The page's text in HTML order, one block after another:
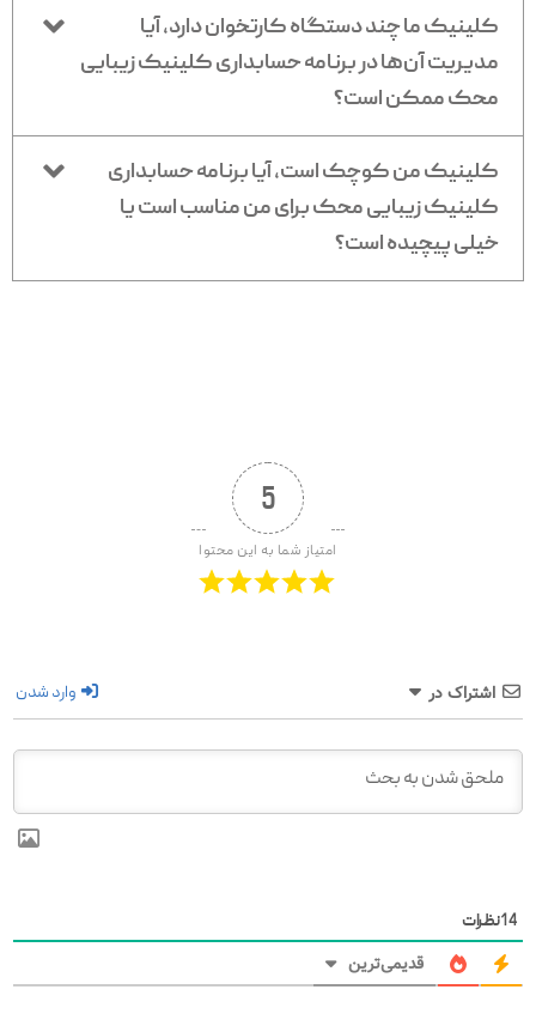
کلینیک ما چند دستگاه کارتخوان دارد، آیا
مدیریت آن‌ها در برنامه حسابداری کلینیک زیبایی
محک ممکن است؟
کلینیک من کوچک است، آیا برنامه حسابداری
کلینیک زیبایی محک برای من مناسب است یا
خیلی پیچیده است؟
5
امتیاز شما به این محتوا
اشتراک در وارد شدن
14نظرات
قدیمی‌ترین